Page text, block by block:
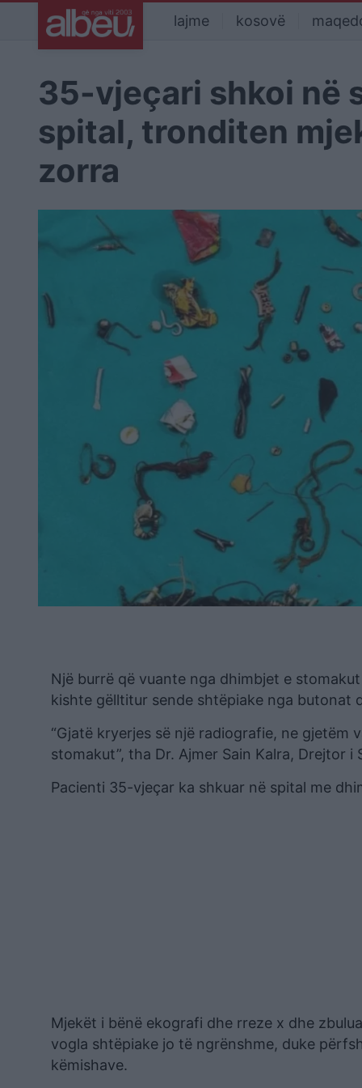
lajme kosovë
35-vjeçari shkoi në
spital, tronditen
zorra
Një burrë që vuante nga dhimbjet e
kishte gëlltitur sende shtëpiake nga butonat
“Gjatë kryerjes së një radiografie, ne gjetëm
stomakut”, tha Dr. Ajmer Sain Kalra, Drejtor
Pacienti 35-vjeçar ka shkuar në spital me
Mjekët i bënë ekografi dhe rreze x dhe
vogla shtëpiake jo të ngrënshme, duke
këmishave.